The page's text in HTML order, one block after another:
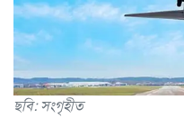
ছবি: সংগৃহীত